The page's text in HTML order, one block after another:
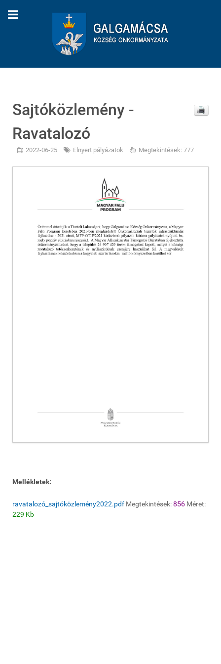
Sajtóközlemény -
Ravatalozó
2022-06-25 Elnyert pályázatok Megtekintések: 777
Mellékletek:
ravatalozó_sajtóközlemény2022.pdf Megtekintések:856 Méret:
229 Kb